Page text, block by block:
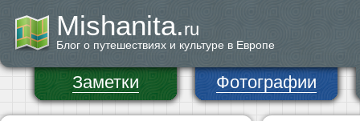
Mishanita.ru
Блог о путешествиях и культуре в Европе
Заметки Фотографии